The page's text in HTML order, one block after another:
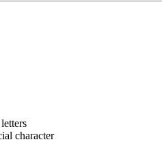
character